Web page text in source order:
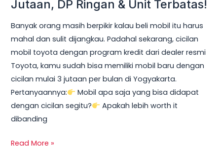
Jutaan, DP Ringan & Unit Terbatas!
Banyak orang masih berpikir kalau beli mobil itu harus
mahal dan sulit dijangkau. Padahal sekarang, cicilan
mobil toyota dengan program kredit dari dealer resmi
Toyota, kamu sudah bisa memiliki mobil baru dengan
cicilan mulai 3 jutaan per bulan di Yogyakarta.
Pertanyaannya:
Mobil apa saja yang bisa didapat
dengan cicilan segitu?
Apakah lebih worth it
dibanding
2026:
Cicilan
mobil
toyota
Mulai
3
Jutaan,
DP
&
Read More »